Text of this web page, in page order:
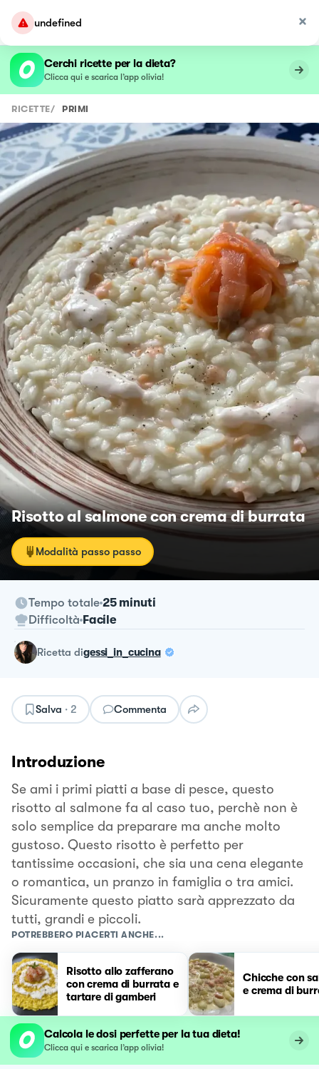
undefined
Cerchi ricette per la dieta?
Clicca qui e scarica l’app olivia!
RICETTE/ PRIMI
Risotto al salmone con crema di burrata
Modalità passo passo
Tempo totale 25 minuti
Difficoltà Facile
ricetta digessi_in_cucina
Salva · 2 Commenta
Introduzione
Se ami i primi piatti a base di pesce, questo
risotto al salmone fa al caso tuo, perchè non è
solo semplice da preparare ma anche molto
gustoso. Questo risotto è perfetto per
tantissime occasioni, che sia una cena elegante
o romantica, un pranzo in famiglia o tra amici.
Sicuramente questo piatto sarà apprezzato da
tutti, grandi e piccoli.
POTREBBERO PIACERTI ANCHE...
Risotto allo zafferano
con crema di burrata e
tartare di gamberi
Chicche con
e crema di
Calcola le dosi perfette per la tua dieta!
Clicca qui e scarica l’app olivia!